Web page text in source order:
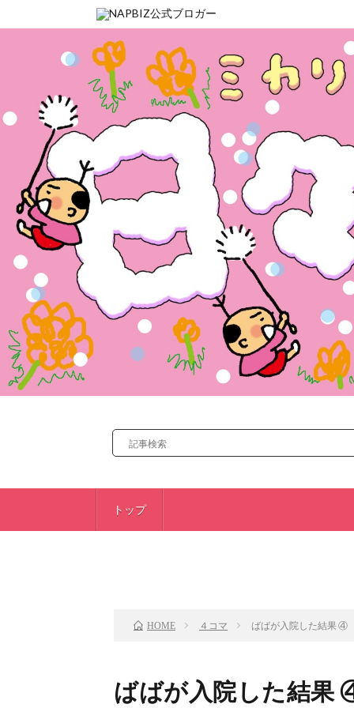
トップ
HOME ４コマ ばばが入院した結果 ④
ばばが入院した結果